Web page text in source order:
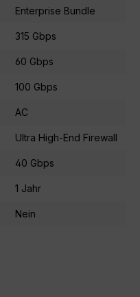
Enterprise Bundle
315 Gbps
60 Gbps
100 Gbps
AC
Ultra High-End Firewall
40 Gbps
1 Jahr
Nein